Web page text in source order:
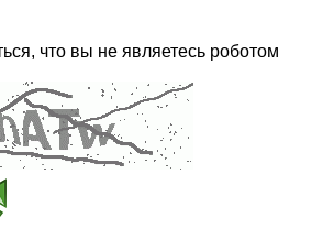
что вы не являетесь роботом